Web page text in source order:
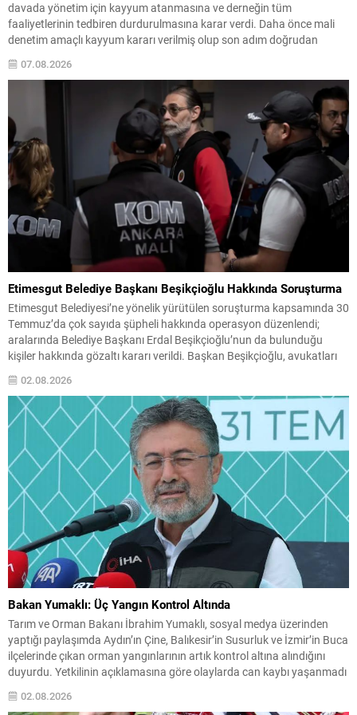
davada yönetim için kayyum atanmasına ve derneğin tüm
faaliyetlerinin tedbiren durdurulmasına karar verdi. Daha önce mali
denetim amaçlı kayyum kararı verilmiş olup son adım doğrudan
yönetime ilişkin bir tedbir niteliği taşıyor. İstanbul Emniyet Müdürlüğü
Mali Suçlarla Mücadele Şube Müdürlüğü ve İstanbul...
07.08.2026
Etimesgut Belediye Başkanı Beşikçioğlu Hakkında Soruşturma
Etimesgut Belediyesi’ne yönelik yürütülen soruşturma kapsamında 30
Temmuz’da çok sayıda şüpheli hakkında operasyon düzenlendi;
aralarında Belediye Başkanı Erdal Beşikçioğlu’nun da bulunduğu
kişiler hakkında gözaltı kararı verildi. Başkan Beşikçioğlu, avukatları
eşliğinde Ankara Emniyet Müdürlüğü’nde ifade verdikten sonra
Cumhuriyet Başsavcılığına sevk edildi. Soruşturma dosyasında
Beşikçioğlu’na yöneltilen iddialar arasında rüşvet, ihale usulsüzlüğü,
irtikap...
02.08.2026
Bakan Yumaklı: Üç Yangın Kontrol Altında
Tarım ve Orman Bakanı İbrahim Yumaklı, sosyal medya üzerinden
yaptığı paylaşımda Aydın’ın Çine, Balıkesir’in Susurluk ve İzmir’in Buca
ilçelerinde çıkan orman yangınlarının artık kontrol altına alındığını
duyurdu. Yetkilinin açıklamasına göre olaylarda can kaybı yaşanmadı
oranda hakimiyet altına alındı. Olayın Sonrası ve Ekiplerin...
02.08.2026